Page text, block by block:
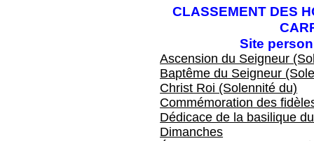
CLASSEMENT DES
Site
Ascension du Seigneur
Baptême du Seigneur
Christ Roi (Solennité du)
Commémoration des
Dédicace de la basilique
Dimanches